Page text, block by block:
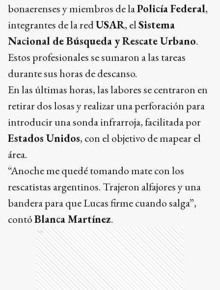
bonaerenses y miembros de laPolicía Federal,
integrantes de la redUSAR, elSistema
Nacional de Búsqueda y Rescate Urbano.
Estos profesionales se sumaron a las tareas
durante sus horas de descanso.
En las últimas horas, las labores se centraron en
retirar dos losas y realizar una perforación para
introducir una sonda infrarroja, facilitada por
Estados Unidos, con el objetivo de mapear el
área.
“Anoche me quedé tomando mate con los
rescatistas argentinos. Trajeron alfajores y una
bandera para que Lucas firme cuando salga”,
contóBlanca Martínez.
Ads